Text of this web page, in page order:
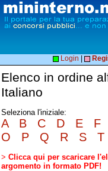
Login
Elenco in ordine
Italiano
Seleziona l'iniziale:
A B C D E F
O
P Q R S T
> Clicca qui per scaricare
argomento in formato PDF!